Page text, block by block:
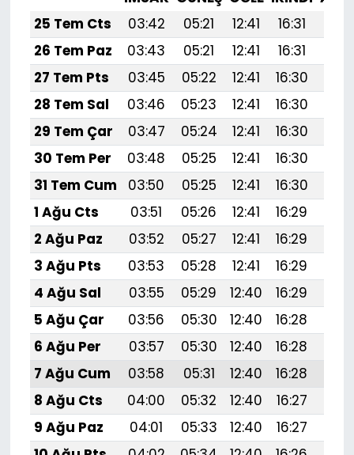
25 Tem Cts
03:42 05:21 12:41 16:31
26 Tem Paz
03:43 05:21 12:41 16:31
27 Tem Pts
03:45 05:22 12:41 16:30
28 Tem Sal
03:46 05:23 12:41 16:30
29 Tem Çar
03:47 05:24 12:41 16:30
30 Tem Per
03:48 05:25 12:41 16:30
31 Tem Cum
03:50 05:25 12:41 16:30
1 Ağu Cts
03:51 05:26 12:41 16:29
2 Ağu Paz
03:52 05:27 12:41 16:29
3 Ağu Pts
03:53 05:28 12:41 16:29
4 Ağu Sal
03:55 05:29 12:40 16:29
5 Ağu Çar
03:56 05:30 12:40 16:28
6 Ağu Per
03:57 05:30 12:40 16:28
7 Ağu Cum
03:58 05:31 12:40 16:28
8 Ağu Cts
04:00 05:32 12:40 16:27
9 Ağu Paz
04:01 05:33 12:40 16:27